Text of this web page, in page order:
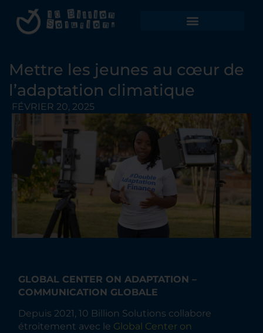
Mettre les jeunes au cœur de
l’adaptation climatique
FÉVRIER 20, 2025
GLOBAL CENTER ON ADAPTATION –
COMMUNICATION GLOBALE
Depuis 2021, 10 Billion Solutions collabore
étroitement avec le Global Center on